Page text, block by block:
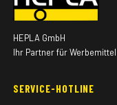
HEPLA GmbH
Ihr Partner für Werbemittel
SERVICE-HOTLINE